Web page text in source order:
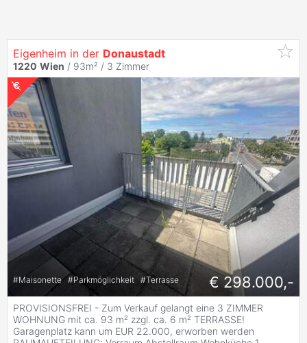
Eigenheim in der Donaustadt
1220 Wien / 93m² / 3 Zimmer
#Maisonette #Parkmöglichkeit #Terrasse € 298.000,-
PROVISIONSFREI - Zum Verkauf gelangt eine 3 ZIMMER
WOHNUNG mit ca. 93 m² zzgl. ca. 6 m² TERRASSE!
Garagenplatz kann um EUR 22.000, erworben werden